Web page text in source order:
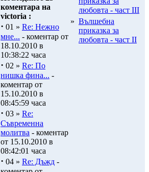
коментара на
victoria :
· 01 » Re: Нежно
мне... - коментар от
18.10.2010 в
10:38:22 часа
· 02 » Re: По
нишка фина... -
коментар от
15.10.2010 в
08:45:59 часа
· 03 » Re:
Съвременна
молитва - коментар
от 15.10.2010 в
08:42:01 часа
· 04 » Re: Дъжд -
любовта - част ІІІ
» Вълшебна
приказка за
любовта - част ІІ